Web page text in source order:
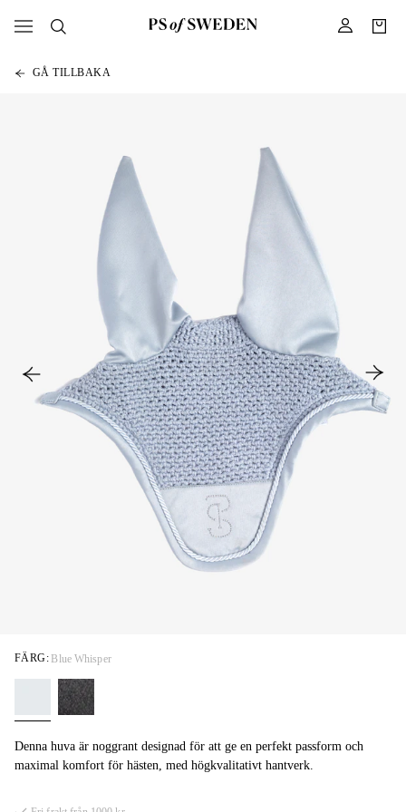
GÅ TILLBAKA
Denna huva är noggrant designad för att ge en perfekt passform och
maximal komfort för hästen, med högkvalitativt hantverk.
FÄRG: Blue Whisper